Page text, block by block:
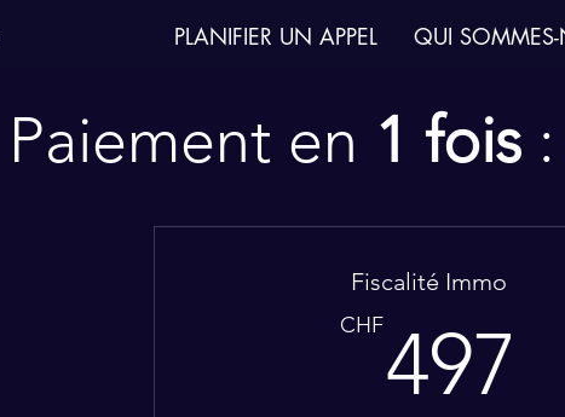
PLANIFIER UN APPEL QUI
Paiement en 1 fois:
Fiscalité Immo
CHF497